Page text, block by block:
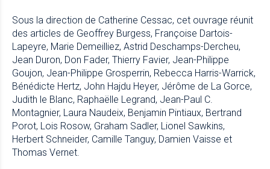
Sous la direction de Catherine Cessac, cet ouvrage réunit
des articles de Geoffrey Burgess, Françoise Dartois-
Lapeyre, Marie Demeilliez, Astrid Deschamps-Dercheu,
Jean Duron, Don Fader, Thierry Favier, Jean-Philippe
Goujon, Jean-Philippe Grosperrin, Rebecca Harris-Warrick,
Bénédicte Hertz, John Hajdu Heyer, Jérôme de La Gorce,
Judith le Blanc, Raphaëlle Legrand, Jean-Paul C.
Montagnier, Laura Naudeix, Benjamin Pintiaux, Bertrand
Porot, Lois Rosow, Graham Sadler, Lionel Sawkins,
Herbert Schneider, Camille Tanguy, Damien Vaisse et
Thomas Vernet.